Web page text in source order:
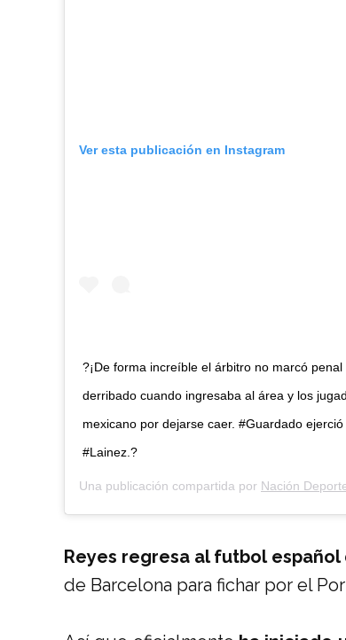
Ver esta publicación en Instagram
?¡De forma increíble el árbitro no marcó
derribado cuando ingresaba al área y los
mexicano por dejarse caer. #Guardado
#Lainez.?
Una publicación compartida por Nación
Reyes regresa al futbol español
de Barcelona para fichar por el